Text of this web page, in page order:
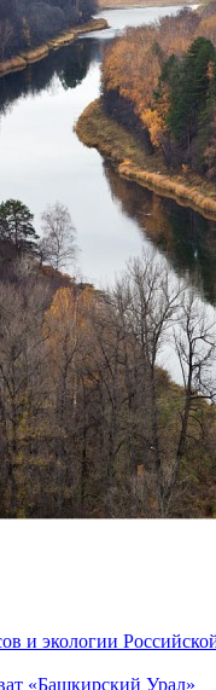
и экологии
«Башкирский Урал»